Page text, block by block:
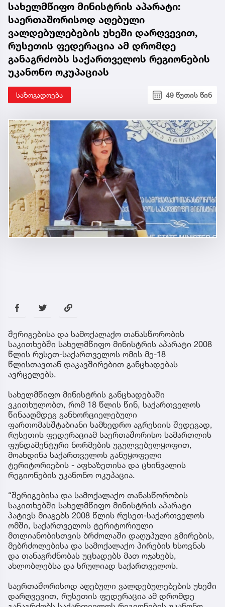
სახელმწიფო მინისტრის აპარატი:
საერთაშორისოდ აღებული
ვალდებულებების უხეში დარღვევით,
რუსეთის ფედერაცია ამ დრომდე
განაგრძობს საქართველოს რეგიონების
უკანონო ოკუპაციას
საზოგადოება 49 წუთის წინ
შერიგებისა და სამოქალაქო თანასწორობის
საკითხებში სახელმწიფო მინისტრის აპარატი 2008
წლის რუსეთ-საქართველოს ომის მე-18
წლისთავთან დაკავშირებით განცხადებას
ავრცელებს.
სახელმწიფო მინისტრის განცხადებაში
ვკითხულობთ, რომ 18 წლის წინ, საქართველოს
წინააღმდეგ განხორციელებული
ფართომასშტაბიანი სამხედრო აგრესიის შედეგად,
რუსეთის ფედერაციამ საერთაშორისო სამართლის
ფუნდამენტური ნორმების უგულვებელყოფით,
მოახდინა საქართველოს განუყოფელი
ტერიტორიების - აფხაზეთისა და ცხინვალის
რეგიონების უკანონო ოკუპაცია.
“შერიგებისა და სამოქალაქო თანასწორობის
საკითხებში სახელმწიფო მინისტრის აპარატი
პატივს მიაგებს 2008 წლის რუსეთ-საქართველოს
ომში, საქართველოს ტერიტორიული
მთლიანობისთვის ბრძოლაში დაღუპული გმირების,
მებრძოლებისა და სამოქალაქო პირების ხსოვნას
და თანაგრძნობას უცხადებს მათ ოჯახებს,
ახლობლებსა და სრულიად საქართველოს.
საერთაშორისოდ აღებული ვალდებულებების უხეში
დარღვევით, რუსეთის ფედერაცია ამ დრომდე